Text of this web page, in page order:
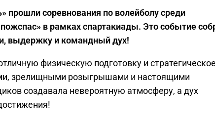
прошли соревнования по волейболу среди
в рамках спартакиады. Это событие
выдержку и командный дух!
физическую подготовку и
зрелищными розыгрышами и настоящими
создавала невероятную атмосферу, а дух